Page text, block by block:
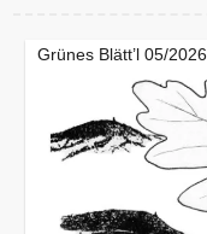
Grünes Blätt’l 05/2026